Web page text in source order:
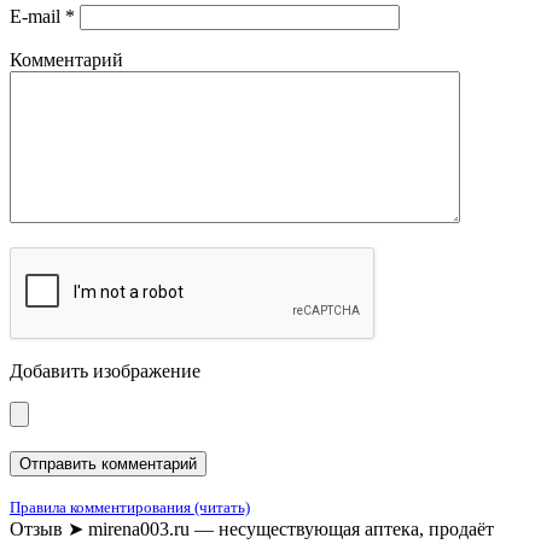
E-mail *
Комментарий
Добавить изображение
Правила комментирования (читать)
Отзыв ➤ mirena003.ru — несуществующая аптека, продаёт